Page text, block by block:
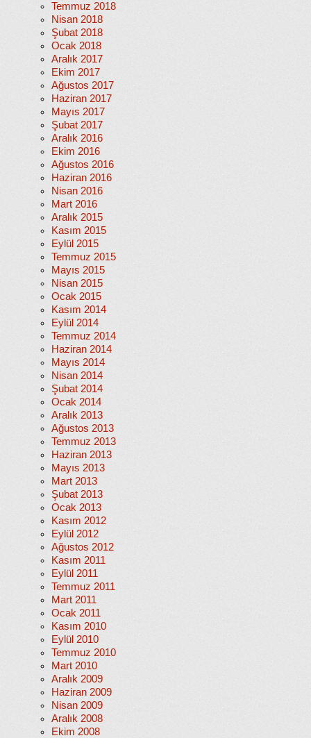
Temmuz 2018
Nisan 2018
Şubat 2018
Ocak 2018
Aralık 2017
Ekim 2017
Ağustos 2017
Haziran 2017
Mayıs 2017
Şubat 2017
Aralık 2016
Ekim 2016
Ağustos 2016
Haziran 2016
Nisan 2016
Mart 2016
Aralık 2015
Kasım 2015
Eylül 2015
Temmuz 2015
Mayıs 2015
Nisan 2015
Ocak 2015
Kasım 2014
Eylül 2014
Temmuz 2014
Haziran 2014
Mayıs 2014
Nisan 2014
Şubat 2014
Ocak 2014
Aralık 2013
Ağustos 2013
Temmuz 2013
Haziran 2013
Mayıs 2013
Mart 2013
Şubat 2013
Ocak 2013
Kasım 2012
Eylül 2012
Ağustos 2012
Kasım 2011
Eylül 2011
Temmuz 2011
Mart 2011
Ocak 2011
Kasım 2010
Eylül 2010
Temmuz 2010
Mart 2010
Aralık 2009
Haziran 2009
Nisan 2009
Aralık 2008
Ekim 2008